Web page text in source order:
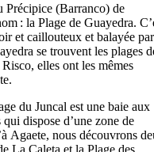
Précipice (Barranco) de
: la Plage de Guayedra.
et caillouteux et balayée
se trouvent les plages
, elles ont les mêmes
du Juncal est une baie aux
dispose d’une zone de
Agaete, nous découvrons
La Caleta et la Plage des